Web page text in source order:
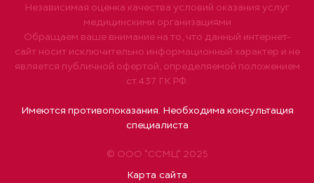
© ООО "ССМЦ" 2025
Карта сайта
Независимая оценка качества условий оказания услуг
медицинскими организациями
Обращаем ваше внимание на то, что данный интернет-
сайт носит исключительно информационный характер и не
является публичной офертой, определяемой положением
ст.437 ГК РФ.
Имеются противопоказания. Необходима консультация
специалиста